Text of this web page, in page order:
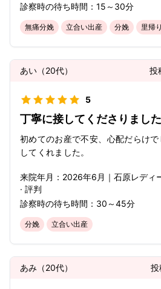
診察時の待ち時間： 15～30分
無痛分娩 立合い出産 分娩 里帰
あい （20代） 投
5
丁寧に接してくださりました
初めてのお産で不安、心配だらけ
してくれました。
来院年月： 2026年6月 ｜ 石原レディ
· 評判
診察時の待ち時間： 30～45分
分娩 立合い出産
あみ （20代） 投